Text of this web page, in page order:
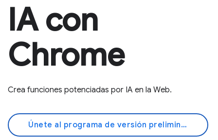
IA con
Chrome
Crea funciones potenciadas por IA en la Web.
Únete al programa de versión preliminar anticipada